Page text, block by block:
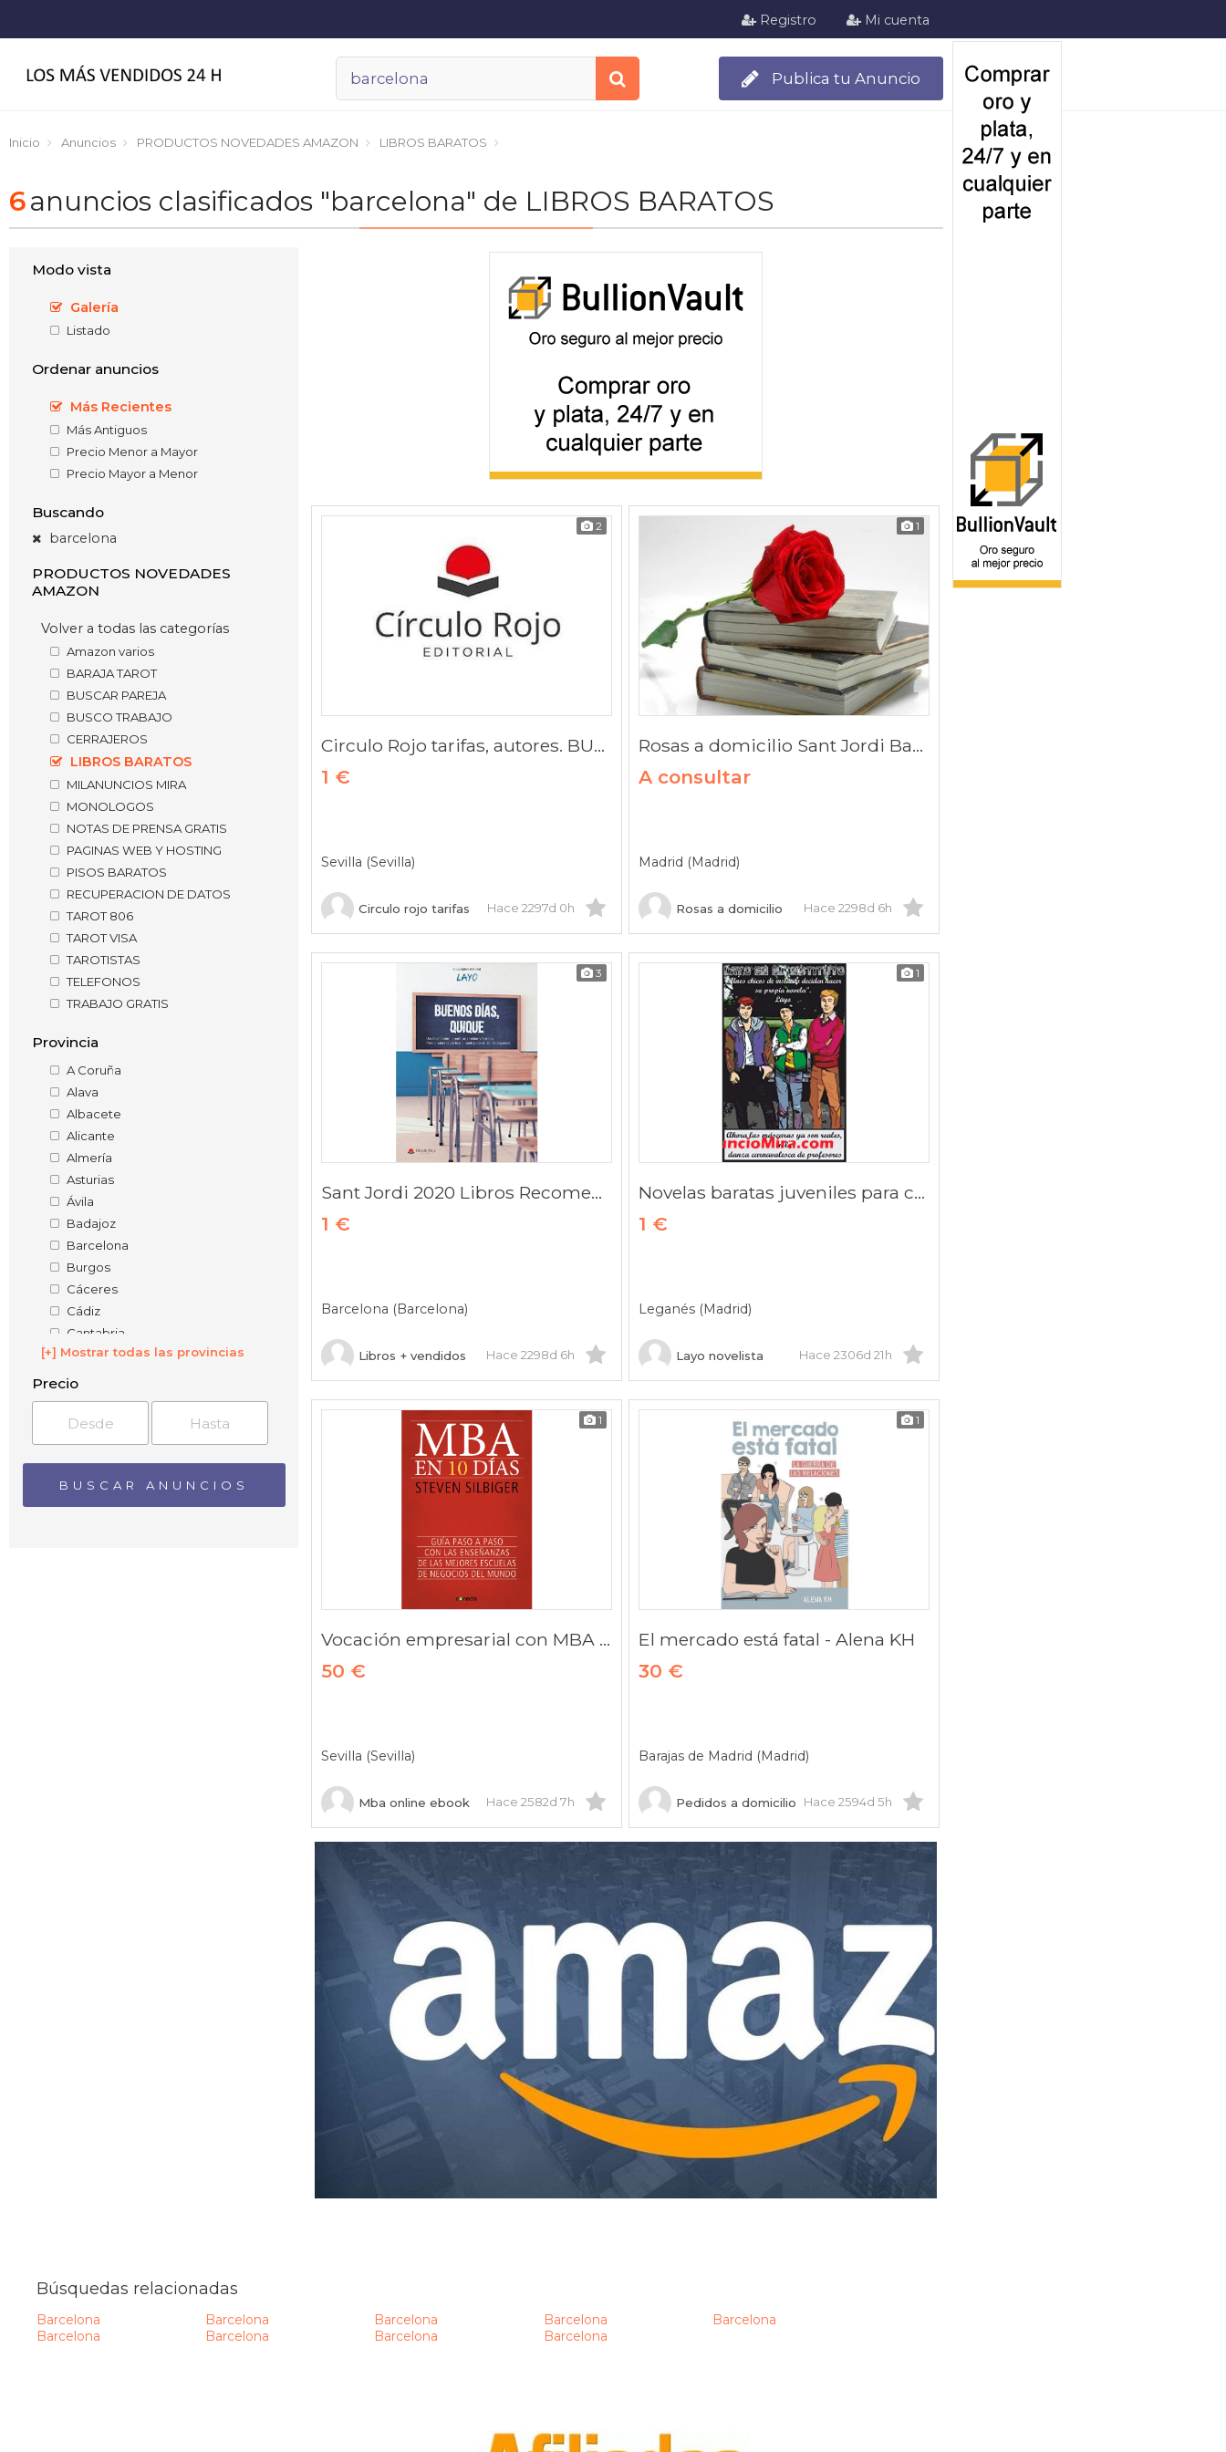
Registro Mi cuenta
Publica tu Anuncio
Inicio Anuncios PRODUCTOS NOVEDADES AMAZON LIBROS BARATOS
6anuncios clasificados "barcelona" de LIBROS BARATOS
Modo vista
Galería
Listado
Ordenar anuncios
Más Recientes
Más Antiguos
Precio Menor a Mayor
Precio Mayor a Menor
Buscando
barcelona
PRODUCTOS NOVEDADES
AMAZON
Volver a todas las categorías
Amazon varios
BARAJA TAROT
BUSCAR PAREJA
BUSCO TRABAJO
CERRAJEROS
LIBROS BARATOS
MILANUNCIOS MIRA
MONOLOGOS
NOTAS DE PRENSA GRATIS
PAGINAS WEB Y HOSTING
PISOS BARATOS
RECUPERACION DE DATOS
TAROT 806
TAROT VISA
TAROTISTAS
TELEFONOS
TRABAJO GRATIS
Provincia
A Coruña
Alava
Albacete
Alicante
Almería
Asturias
Ávila
Badajoz
Barcelona
Burgos
Cáceres
Cádiz
Cantabria
Castellón
Ceuta
Ciudad Real
Córdoba
Cuenca
Girona
Granada
Guadalajara
[+] Mostrar todas las provincias
Precio
2
Circulo Rojo tarifas, autores. BUENOS DÍAS, QUIQUE. Autor L
1 €
Circulo rojo tarifas
Sevilla (Sevilla)
Hace 2297d 0h
1
Rosas a domicilio Sant Jordi Barcelona 2020
A consultar
Rosas a domicilio
Madrid (Madrid)
Hace 2298d 6h
3
Sant Jordi 2020 Libros Recomendados BUENOS DÍAS, QUIQUE
1 €
Libros + vendidos
Barcelona (Barcelona)
Hace 2298d 6h
1
Novelas baratas juveniles para comprar online 2020
1 €
Layo novelista
Leganés (Madrid)
Hace 2306d 21h
1
Vocación empresarial con MBA en 10 días. Compra eBook!
50 €
Mba online ebook
Sevilla (Sevilla)
Hace 2582d 7h
1
El mercado está fatal - Alena KH
30 €
Pedidos a domicilio
Barajas de Madrid (Madrid)
Hace 2594d 5h
Búsquedas relacionadas
Barcelona Barcelona Barcelona Barcelona
Barcelona
Barcelona
Barcelona Barcelona Barcelona